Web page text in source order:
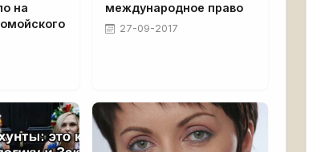
на
международное право
27-09-2017